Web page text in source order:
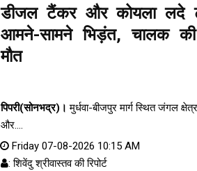
डीजल टैंकर और कोयला लदे
आमने-सामने भिड़ंत, चालक की
मौत
पिपरी(सोनभद्र)। मुर्धवा-बीजपुर मार्ग स्थित जंगल
और....
Friday 07-08-2026 10:15 AM
: शिवेंदु श्रीवास्तव की रिपोर्ट